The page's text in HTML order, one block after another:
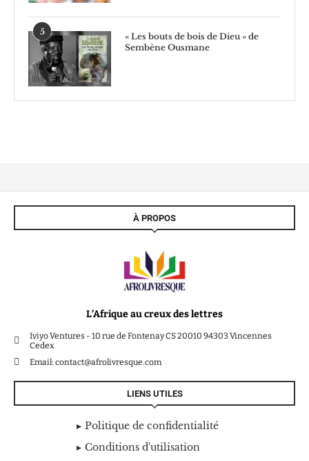
5
« Les bouts de bois de Dieu » de
Sembène Ousmane
À PROPOS
L’Afrique au creux des lettres
Iviyo Ventures - 10 rue de Fontenay CS 20010 94303 Vincennes
Cedex
Email: contact@afrolivresque.com
LIENS UTILES
Politique de confidentialité
Conditions d'utilisation